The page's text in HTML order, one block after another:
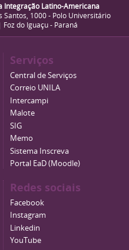
Integração Latino-Americana
Santos, 1000 - Polo Universitário
do Iguaçu - Paraná
Serviços
Central de Serviços
Correio UNILA
Intercampi
Malote
SIG
Memo
Sistema Inscreva
Portal EaD (Moodle)
Redes sociais
Facebook
Instagram
Linkedin
YouTube